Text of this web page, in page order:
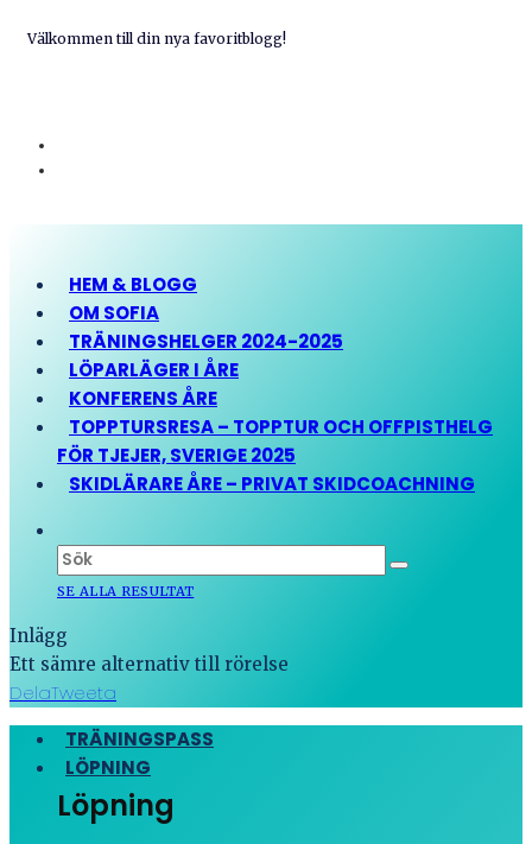
Välkommen till din nya favoritblogg!
HEM & BLOGG
OM SOFIA
TRÄNINGSHELGER 2024-2025
LÖPARLÄGER I ÅRE
KONFERENS ÅRE
TOPPTURSRESA – TOPPTUR OCH OFFPISTHELG
FÖR TJEJER, SVERIGE 2025
SKIDLÄRARE ÅRE – PRIVAT SKIDCOACHNING
SE ALLA RESULTAT
Inlägg
Ett sämre alternativ till rörelse
DelaTweeta
TRÄNINGSPASS
LÖPNING
Löpning